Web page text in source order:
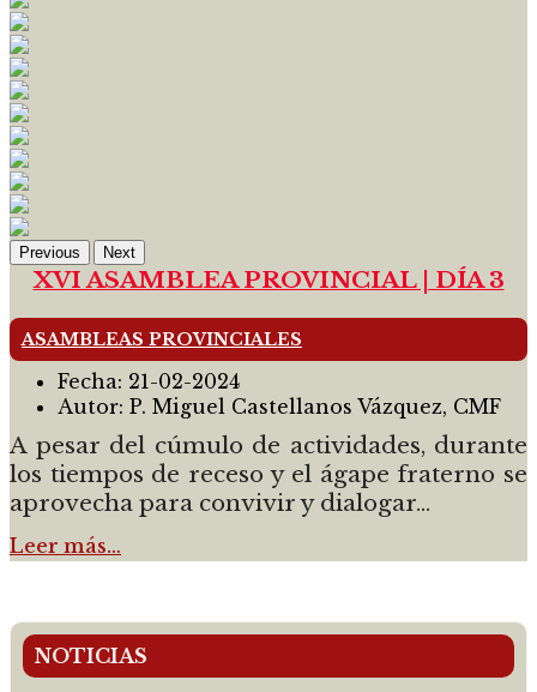
Previous Next
XVI ASAMBLEA PROVINCIAL | DÍA 3
ASAMBLEAS PROVINCIALES
Fecha: 21-02-2024
Autor: P. Miguel Castellanos Vázquez, CMF
A pesar del cúmulo de actividades, durante
los tiempos de receso y el ágape fraterno se
aprovecha para convivir y dialogar...
Leer más…
NOTICIAS